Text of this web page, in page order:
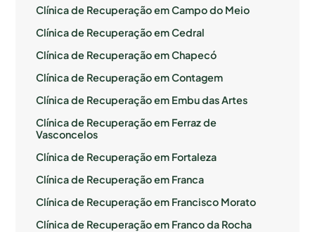
Clínica de Recuperação em Campo do Meio
Clínica de Recuperação em Cedral
Clínica de Recuperação em Chapecó
Clínica de Recuperação em Contagem
Clínica de Recuperação em Embu das Artes
Clínica de Recuperação em Ferraz de
Vasconcelos
Clínica de Recuperação em Fortaleza
Clínica de Recuperação em Franca
Clínica de Recuperação em Francisco Morato
Clínica de Recuperação em Franco da Rocha